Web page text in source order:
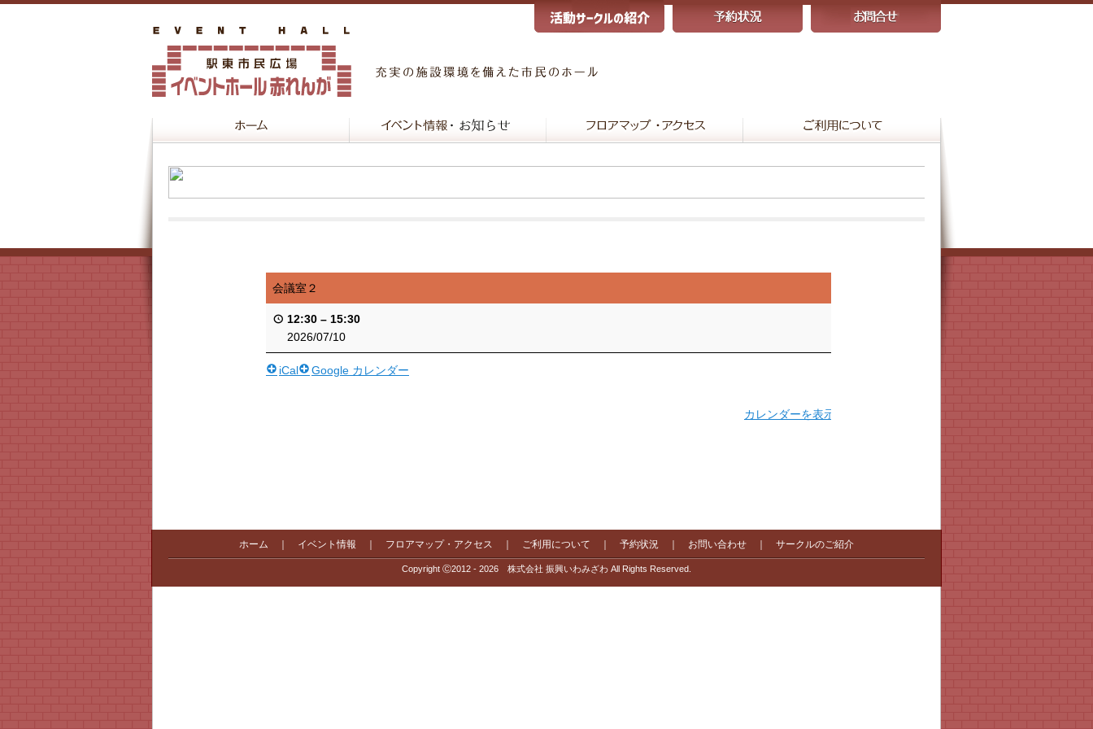
会議室２
12:30 – 15:30
2026/07/10
iCal Google カレンダー
カレンダーを表示
ホーム イベント情報 フロアマップ・アクセス ご利用について 予約状況 お問い合わせ サークルのご紹介
Copyright Ⓒ2012 - 2026 株式会社 振興いわみざわ All Rights Reserved.